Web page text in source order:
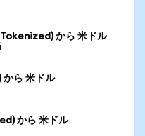
から 米ドル
ら 米ドル
から 米ドル